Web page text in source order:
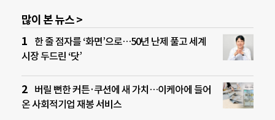
많이 본 뉴스 >
한 줄 점자를 ‘화면’으로…50년 난제 풀고 세계
시장 두드린 ‘닷’
버릴 뻔한 커튼·쿠션에 새 가치…이케아에 들어
온 사회적기업 재봉 서비스